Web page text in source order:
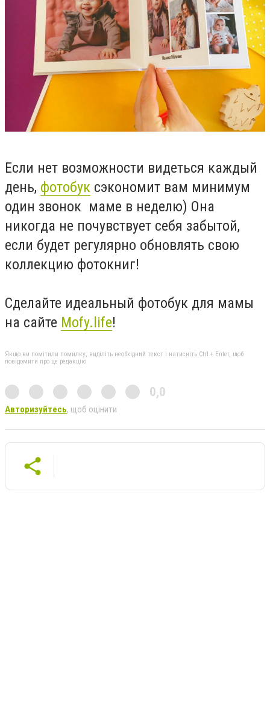
Если нет возможности видеться каждый
день, фотобук сэкономит вам минимум
один звонок маме в неделю) Она
никогда не почувствует себя забытой,
если будет регулярно обновлять свою
коллекцию фотокниг!
Сделайте идеальный фотобук для мамы
на сайте Mofy.life!
Якщо ви помітили помилку, виділіть необхідний текст і натисніть Ctrl + Enter, щоб
повідомити про це редакцію
0,0
Авторизуйтесь, щоб оцінити